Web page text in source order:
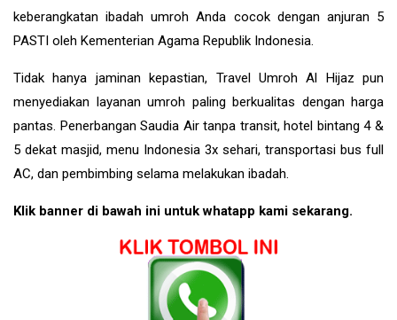
keberangkatan ibadah umroh Anda cocok dengan anjuran 5
PASTI oleh Kementerian Agama Republik Indonesia.
Tidak hanya jaminan kepastian, Travel Umroh Al Hijaz pun
menyediakan layanan umroh paling berkualitas dengan harga
pantas. Penerbangan Saudia Air tanpa transit, hotel bintang 4 &
5 dekat masjid, menu Indonesia 3x sehari, transportasi bus full
AC, dan pembimbing selama melakukan ibadah.
Klik banner di bawah ini untuk whatapp kami sekarang.